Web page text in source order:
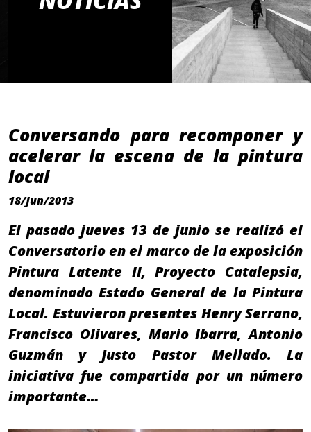
Conversando para recomponer y
acelerar la escena de la pintura
local
18/Jun/2013
El pasado jueves 13 de junio se realizó el
Conversatorio en el marco de la exposición
Pintura Latente II, Proyecto Catalepsia,
denominado Estado General de la Pintura
Local. Estuvieron presentes Henry Serrano,
Francisco Olivares, Mario Ibarra, Antonio
Guzmán y Justo Pastor Mellado. La
iniciativa fue compartida por un número
importante…